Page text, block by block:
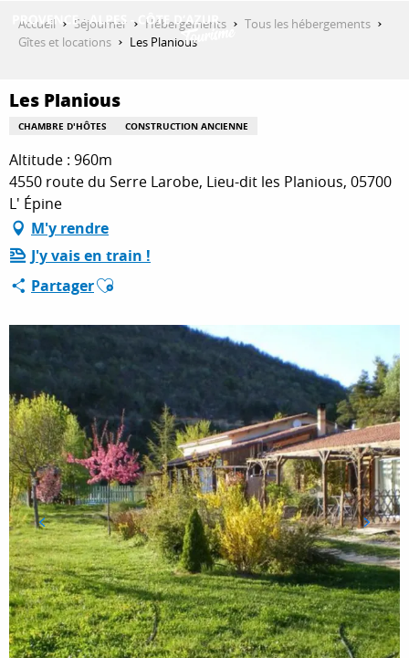
QUE FAIRE ?
SÉJOURNER
ESPACE PRO
Accueil Séjourner Hébergements
Tous les hébergements
Gîtes et locations
Les Planious
Les Planious
CHAMBRE D'HÔTES CONSTRUCTION ANCIENNE
Altitude : 960m
4550 route du Serre Larobe, Lieu-dit les Planious, 05700
L' Épine
M'y rendre
J'y vais en train !
PartagerAjouter aux favoris